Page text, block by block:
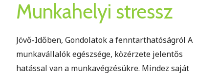
Munkahelyi stressz
Jövő-Időben, Gondolatok a fenntarthatóságról A
munkavállalók egészsége, közérzete jelentős
hatással van a munkavégzésükre. Mindez saját